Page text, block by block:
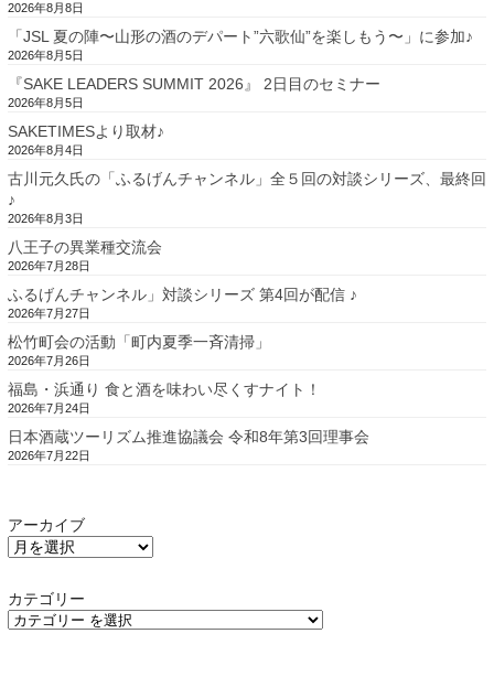
2026年8月8日
「JSL 夏の陣〜山形の酒のデパート”六歌仙”を楽しもう〜」に参加♪
2026年8月5日
『SAKE LEADERS SUMMIT 2026』 2日目のセミナー
2026年8月5日
SAKETIMESより取材♪
2026年8月4日
古川元久氏の「ふるげんチャンネル」全５回の対談シリーズ、最終回
♪
2026年8月3日
八王子の異業種交流会
2026年7月28日
ふるげんチャンネル」対談シリーズ 第4回が配信 ♪
2026年7月27日
松竹町会の活動「町内夏季一斉清掃」
2026年7月26日
福島・浜通り 食と酒を味わい尽くすナイト！
2026年7月24日
日本酒蔵ツーリズム推進協議会 令和8年第3回理事会
2026年7月22日
アーカイブ
カテゴリー